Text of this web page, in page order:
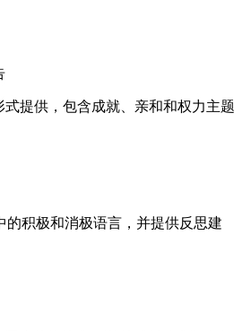
式提供，包含成就、亲和和权力主题
的积极和消极语言，并提供反思建